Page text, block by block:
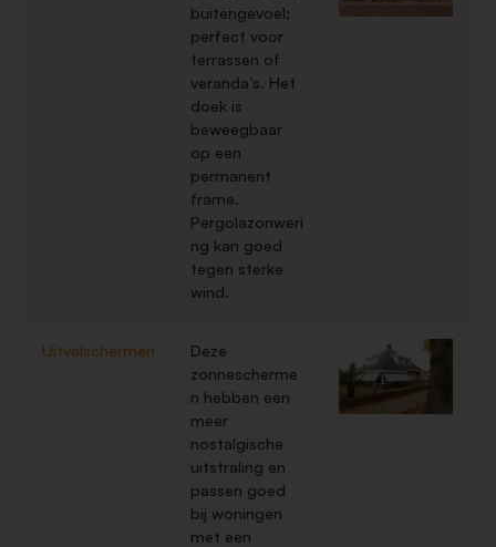
buitengevoel;
perfect voor
terrassen of
veranda’s. Het
doek is
beweegbaar
op een
permanent
frame.
Pergolazonweri
ng kan goed
tegen sterke
wind.
Uitvalschermen
Deze
zonnescherme
n hebben een
meer
nostalgische
uitstraling en
passen goed
bij woningen
met een